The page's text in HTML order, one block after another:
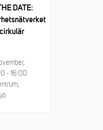
DATE:
- 16:00